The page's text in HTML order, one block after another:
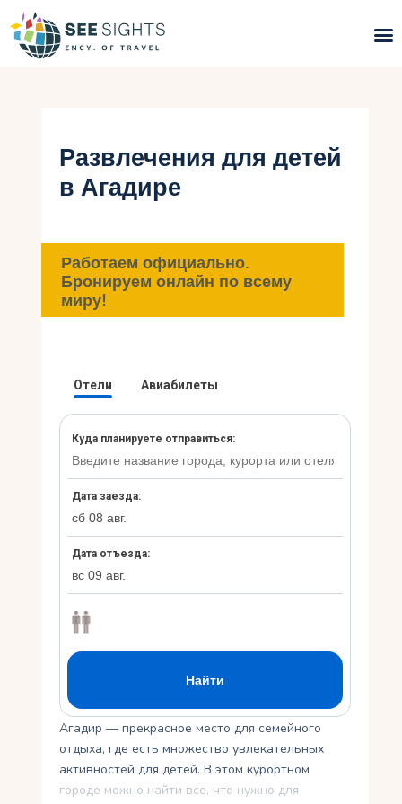
Горящие туры
Типы Туров
Инфо
Блог
Укр
Развлечения для детей
в Агадире
Работаем официально.
Бронируем онлайн по всему
миру!
Агадир — прекрасное место для семейного
отдыха, где есть множество увлекательных
активностей для детей. В этом курортном
городе можно найти все, что нужно для